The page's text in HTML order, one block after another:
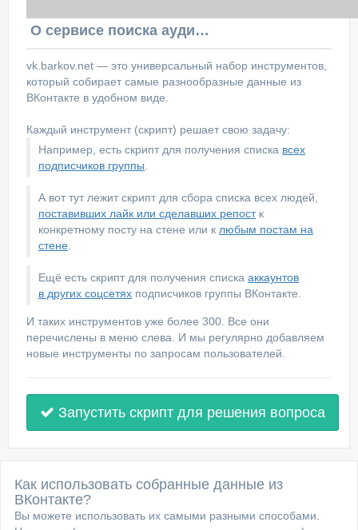
О сервисе поиска аудитории ВКонтакте
vk.barkov.net — это универсальный набор инструментов,
который собирает самые разнообразные данные из
ВКонтакте в удобном виде.
Каждый инструмент (скрипт) решает свою задачу:
Например, есть скрипт для получения списка всех
подписчиков группы
А вот тут лежит скрипт для сбора списка всех людей,
поставивших лайк или сделавших репостк
конкретному посту на стене или к любым постам на
стене
Ещё есть скрипт для получения списка аккаунтов
в других соцсетях подписчиков группы ВКонтакте.
И таких инструментов уже более 300. Все они
перечислены в меню слева. И мы регулярно добавляем
новые инструменты по запросам пользователей.
Запустить скрипт для решения вопроса
Как использовать собранные данные из
ВКонтакте?
Вы можете использовать их самыми разными способами.